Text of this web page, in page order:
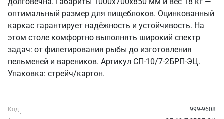
оптимальный размер для пищеблоков. Оцинкованный
каркас гарантирует надёжность и устойчивость. На
этом столе комфортно выполнять широкий спектр
задач: от филетирования рыбы до изготовления
пельменей и вареников. Артикул СП-10/7-2БРП-ЭЦ.
Упаковка: стрейч/картон.
Код
999-9608